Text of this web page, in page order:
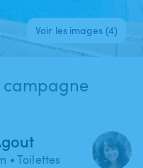
Voir les images (4)
campagne
• Toilettes